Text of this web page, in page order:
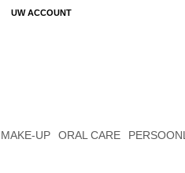
UW ACCOUNT
MAKE-UP ORAL CARE